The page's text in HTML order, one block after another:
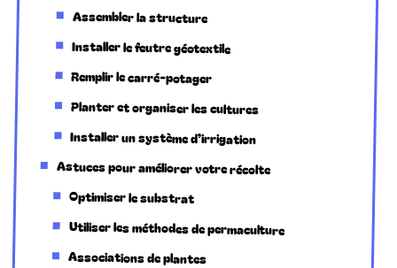
Assembler la structure
Installer le feutre géotextile
Remplir le carré-potager
Planter et organiser les cultures
Installer un système d’irrigation
Astuces pour améliorer votre récolte
Optimiser le substrat
Utiliser les méthodes de permaculture
Associations de plantes